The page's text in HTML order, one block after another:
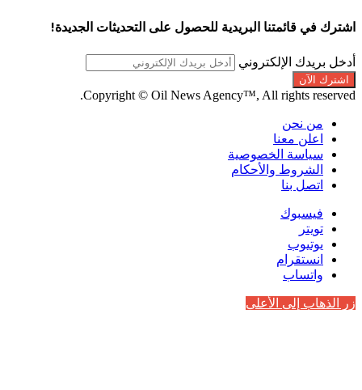
اشترك في قائمتنا البريدية للحصول على التحديثات الجديدة!
أدخل بريدك الإلكتروني
Copyright © Oil News Agency™, All rights reserved.
من نحن
اعلن معنا
سياسة الخصوصية
الشروط والأحكام
اتصل بنا
فيسبوك
تويتر
يوتيوب
انستقرام
واتساب
زر الذهاب إلى الأعلى